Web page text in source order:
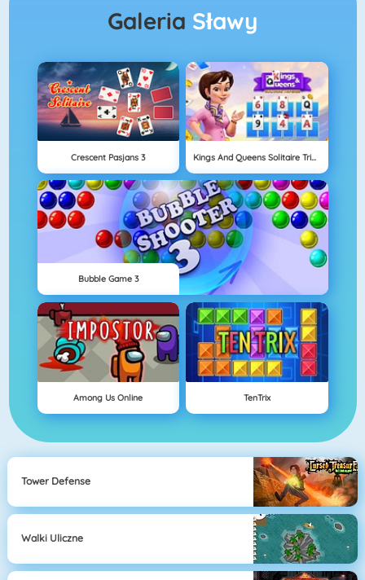
Galeria Sławy
Crescent Pasjans 3 Kings And Queens Solitaire Tripeaks
Bubble Game 3
Among Us Online TenTrix
Tower Defense
Walki Uliczne